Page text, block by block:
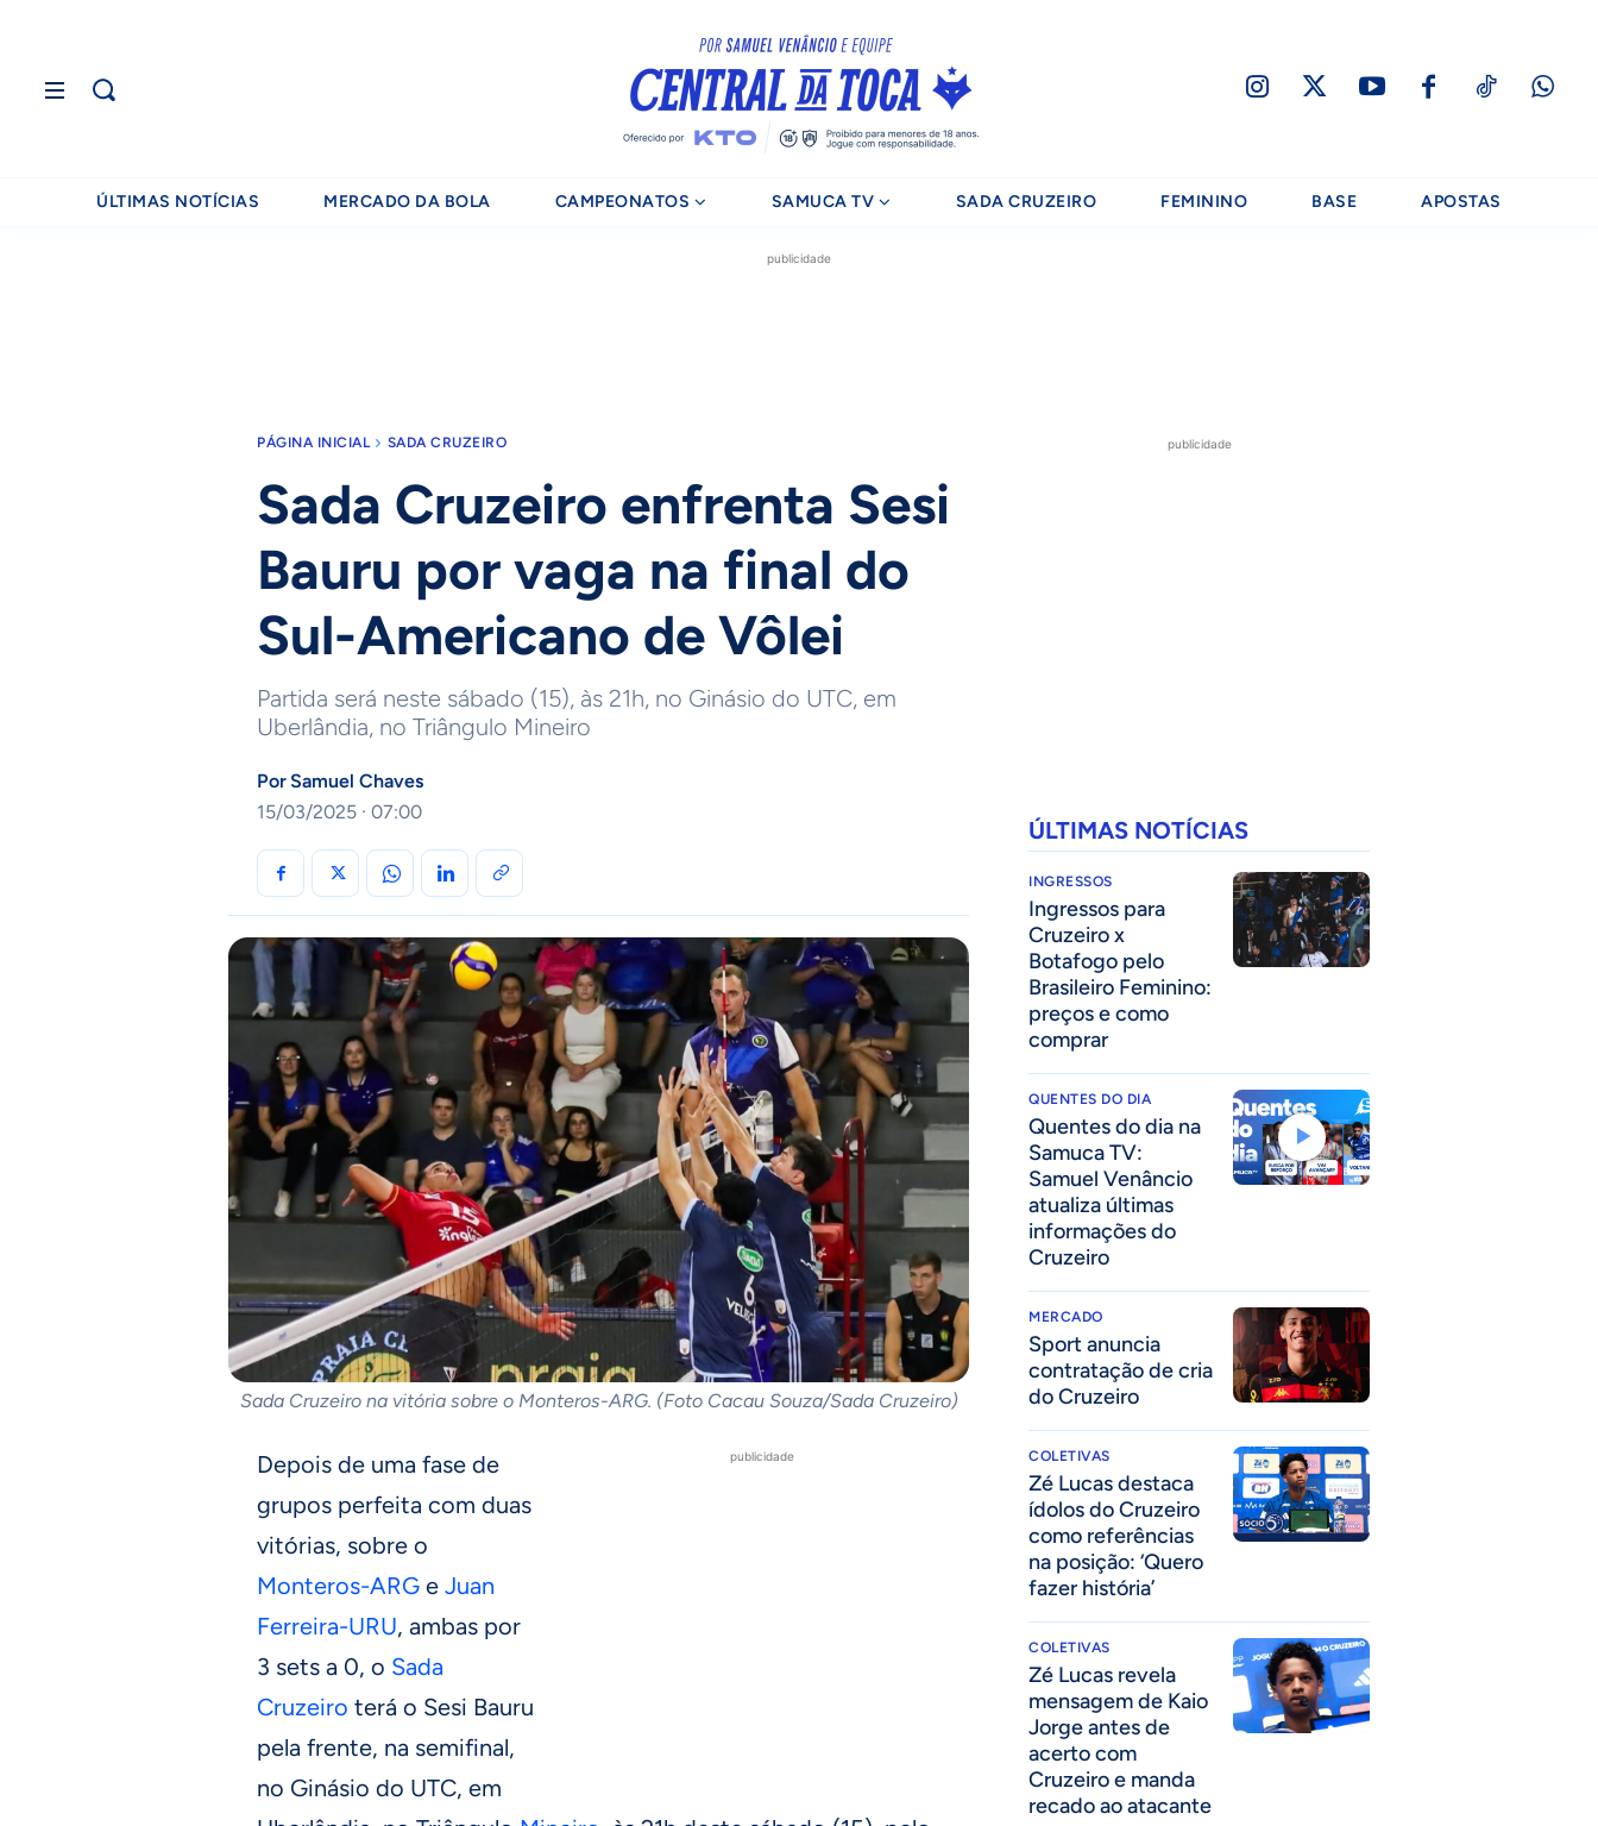
ÚLTIMAS NOTÍCIAS MERCADO DA BOLA CAMPEONATOS SAMUCA TV SADA CRUZEIRO FEMININO BASE APOSTAS
publicidade
PÁGINA INICIAL SADA CRUZEIRO
Sada Cruzeiro enfrenta Sesi
Bauru por vaga na final do
Sul-Americano de Vôlei
Partida será neste sábado (15), às 21h, no Ginásio do UTC, em
Uberlândia, no Triângulo Mineiro
Por Samuel Chaves
15/03/2025 · 07:00
Sada Cruzeiro na vitória sobre o Monteros-ARG. (Foto Cacau Souza/Sada Cruzeiro)
publicidade
Depois de uma fase de
grupos perfeita com duas
vitórias, sobre o
Monteros-ARG e Juan
Ferreira-URU, ambas por
3 sets a 0, o Sada
Cruzeiro terá o Sesi Bauru
pela frente, na semifinal,
no Ginásio do UTC, em
publicidade
ÚLTIMAS NOTÍCIAS
INGRESSOS
Ingressos para
Cruzeiro x
Botafogo pelo
Brasileiro Feminino:
preços e como
comprar
QUENTES DO DIA
Quentes do dia na
Samuca TV:
Samuel Venâncio
atualiza últimas
informações do
Cruzeiro
MERCADO
Sport anuncia
contratação de cria
do Cruzeiro
COLETIVAS
Zé Lucas destaca
ídolos do Cruzeiro
como referências
na posição: ‘Quero
fazer história’
COLETIVAS
Zé Lucas revela
mensagem de Kaio
Jorge antes de
acerto com
Cruzeiro e manda
recado ao atacante